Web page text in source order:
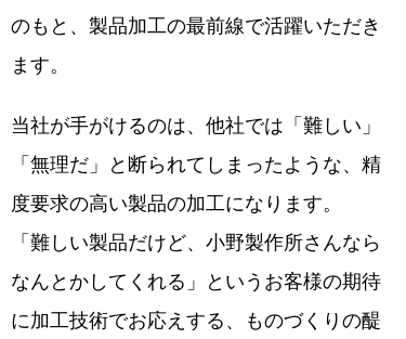
のもと、製品加工の最前線で活躍いただき
ます。
当社が手がけるのは、他社では「難しい」
「無理だ」と断られてしまったような、精
度要求の高い製品の加工になります。
「難しい製品だけど、小野製作所さんなら
なんとかしてくれる」というお客様の期待
に加工技術でお応えする、ものづくりの醍